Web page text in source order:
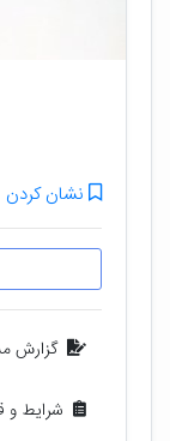
نشان کردن
گزارش
شرایط و